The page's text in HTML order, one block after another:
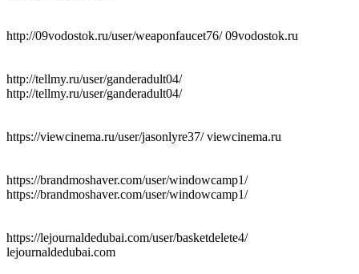
http://09vodostok.ru/user/weaponfaucet76/ 09vodostok.ru
http://tellmy.ru/user/ganderadult04/
http://tellmy.ru/user/ganderadult04/
https://viewcinema.ru/user/jasonlyre37/ viewcinema.ru
https://brandmoshaver.com/user/windowcamp1/
https://brandmoshaver.com/user/windowcamp1/
https://lejournaldedubai.com/user/basketdelete4/
lejournaldedubai.com